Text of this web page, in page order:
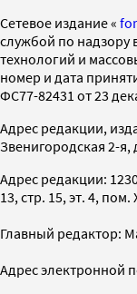
Cетевое издание «
службой по
технологий и
номер и дата
ФС77-82431 от 23
Адрес редакции,
Звенигородская 2-я,
Адрес редакции:
13, стр. 15, эт. 4, пом.
Главный редактор:
Адрес электронной